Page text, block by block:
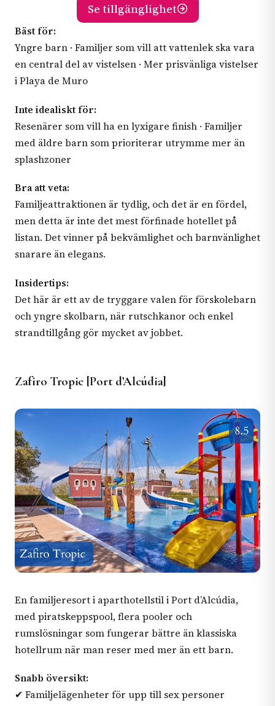
Se tillgänglighet
Bäst för:
Yngre barn · Familjer som vill att vattenlek ska vara
en central del av vistelsen · Mer prisvänliga vistelser
i Playa de Muro
Inte idealiskt för:
Resenärer som vill ha en lyxigare finish · Familjer
med äldre barn som prioriterar utrymme mer än
splashzoner
Bra att veta:
Familjeattraktionen är tydlig, och det är en fördel,
men detta är inte det mest förfinade hotellet på
listan. Det vinner på bekvämlighet och barnvänlighet
snarare än elegans.
Insidertips:
Det här är ett av de tryggare valen för förskolebarn
och yngre skolbarn, när rutschkanor och enkel
strandtillgång gör mycket av jobbet.
Zafiro Tropic [Port d’Alcúdia]
En familjeresort i aparthotellstil i Port d’Alcúdia,
med piratskeppspool, flera pooler och
rumslösningar som fungerar bättre än klassiska
hotellrum när man reser med mer än ett barn.
Snabb översikt:
✔ Familjelägenheter för upp till sex personer